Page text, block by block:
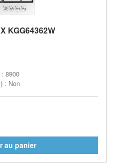
KGG64362W
8900
: Non
au panier